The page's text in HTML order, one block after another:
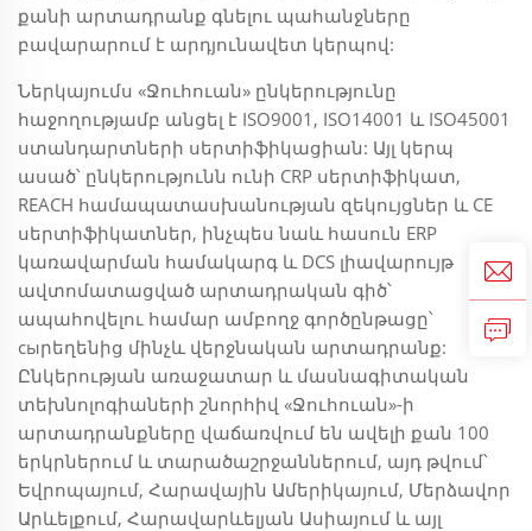
քանի արտադրանք գնելու պահանջները
բավարարում է արդյունավետ կերպով:
Ներկայումս «Ջուհուան» ընկերությունը
հաջողությամբ անցել է ISO9001, ISO14001 և ISO45001
ստանդարտների սերտիֆիկացիան: Այլ կերպ
ասած՝ ընկերությունն ունի CRP սերտիֆիկատ,
REACH համապատասխանության զեկույցներ և CE
սերտիֆիկատներ, ինչպես նաև հասուն ERP
կառավարման համակարգ և DCS լիավարույթ
ավտոմատացված արտադրական գիծ՝
ապահովելու համար ամբողջ գործընթացը՝
сыրեղենից մինչև վերջնական արտադրանք:
Ընկերության առաջատար և մասնագիտական
տեխնոլոգիաների շնորհիվ «Ջուհուան»-ի
արտադրանքները վաճառվում են ավելի քան 100
երկրներում և տարածաշրջաններում, այդ թվում՝
Եվրոպայում, Հարավային Ամերիկայում, Մերձավոր
Արևելքում, Հարավարևելյան Ասիայում և այլ